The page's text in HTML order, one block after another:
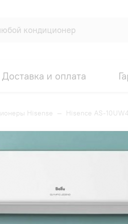
Доставка и оплата
Hisense — Hisence AS-
Premium